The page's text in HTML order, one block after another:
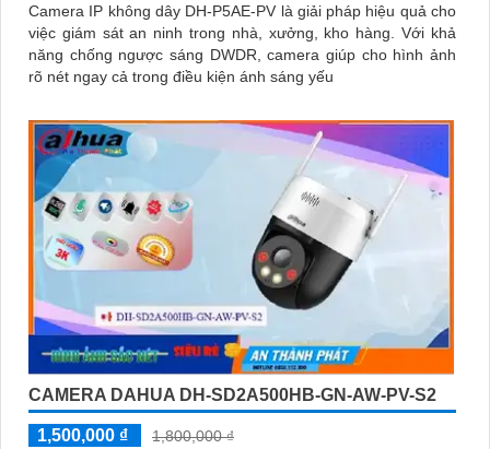
Camera IP không dây DH-P5AE-PV là giải pháp hiệu quả cho
việc giám sát an ninh trong nhà, xưởng, kho hàng. Với khả
năng chống ngược sáng DWDR, camera giúp cho hình ảnh
rõ nét ngay cả trong điều kiện ánh sáng yếu
CAMERA DAHUA DH-SD2A500HB-GN-AW-PV-S2
1,500,000 ₫
1,800,000 ₫